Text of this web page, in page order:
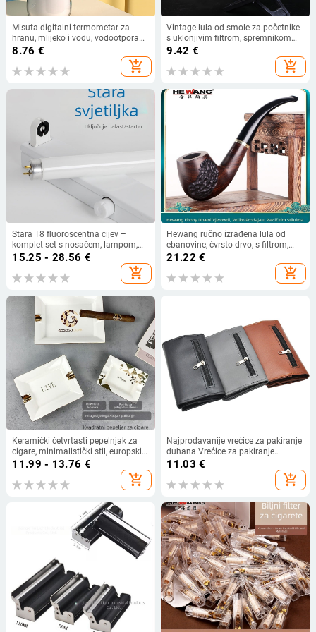
Misuta digitalni termometar za
hranu, mlijeko i vodu, vodootporan,
višenamjenski za suho i mokro
8.76 €
add_shopping_cart
Vintage lula od smole za početnike
s uklonjivim filtrom, spremnikom
ulja i odvojivim usnikom
9.42 €
add_shopping_cart
Stara T8 fluoroscentna cijev –
komplet set s nosačem, lampom,
starterom i balastom, 36W, trobojna
15.25 - 28.56 €
add_shopping_cart
Hewang ručno izrađena lula od
ebanovine, čvrsto drvo, s filtrom,
dodatak za pušenje
21.22 €
add_shopping_cart
Keramički četvrtasti pepelnjak za
cigare, minimalistički stil, europski
dizajn, ispis logotipa, prilagodljivo
11.99 - 13.76 €
add_shopping_cart
Najprodavanije vrećice za pakiranje
duhana Vrećice za pakiranje
duhana s trostrukim patentnim
zatvaračem, kožne vrećice za
duhan, izravna prodaja iz tvornice
11.03 €
add_shopping_cart